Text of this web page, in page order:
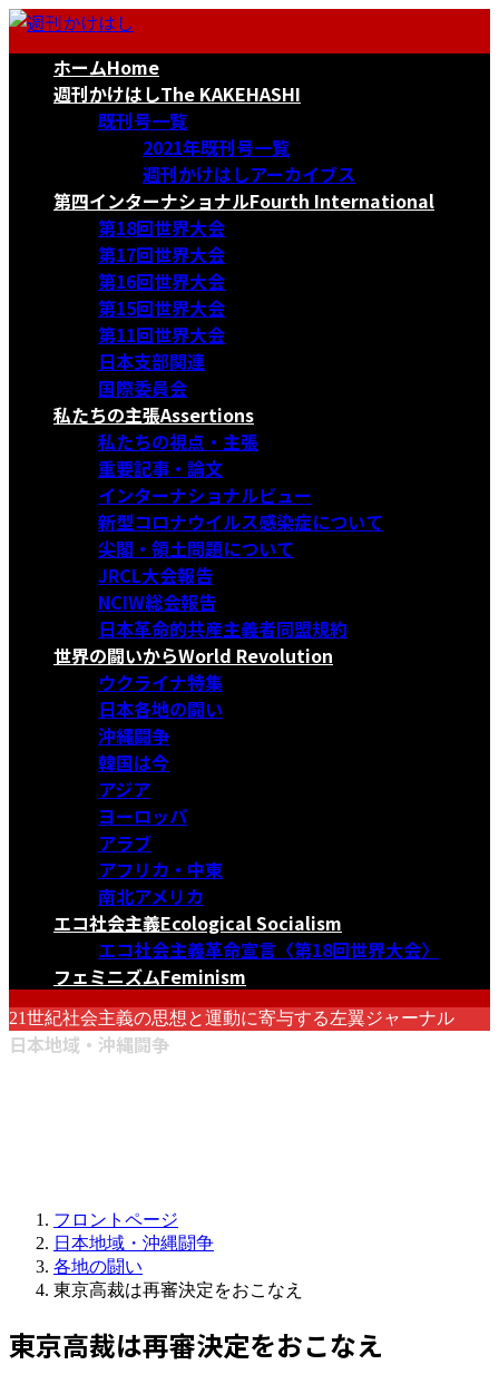
コ
ナ
ホームHome
週刊かけはしThe KAKEHASHI
既刊号一覧
2021年既刊号一覧
週刊かけはしアーカイブス
第四インターナショナルFourth International
第18回世界大会
第17回世界大会
第16回世界大会
第15回世界大会
第11回世界大会
日本支部関連
国際委員会
私たちの主張Assertions
私たちの視点・主張
重要記事・論文
インターナショナルビュー
新型コロナウイルス感染症について
尖閣・領土問題について
JRCL大会報告
NCIW総会報告
日本革命的共産主義者同盟規約
世界の闘いからWorld Revolution
ウクライナ特集
日本各地の闘い
沖縄闘争
韓国は今
アジア
ヨーロッパ
アラブ
アフリカ・中東
南北アメリカ
エコ社会主義Ecological Socialism
エコ社会主義革命宣言〈第18回世界大会〉
フェミニズムFeminism
21世紀社会主義の思想と運動に寄与する左翼ジャーナル
日本地域・沖縄闘争
フロントページ
日本地域・沖縄闘争
各地の闘い
東京高裁は再審決定をおこなえ
東京高裁は再審決定をおこなえ